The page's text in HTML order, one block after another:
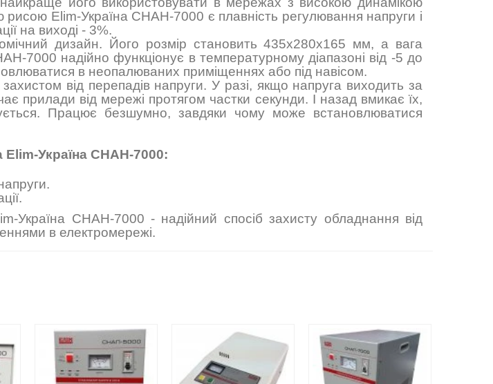
рисою Elim-Україна СНАН-7000 є плавність регулювання напруги і
на виході - 3%.
дизайн. Його розмір становить435х280х165 мм, а вага
7000 надійно функціонує в температурному діапазоні від -5 до
в неопалюваних приміщеннях або під навісом.
від перепадів напруги. У разі, якщо напруга виходить за
прилади від мережі протягом частки секунди. І назад вмикає їх,
Працює безшумно, завдяки чому може встановлюватися
Elim-Україна СНАН-7000:
Україна СНАН-7000 - надійний спосіб захисту обладнання від
в електромережі.